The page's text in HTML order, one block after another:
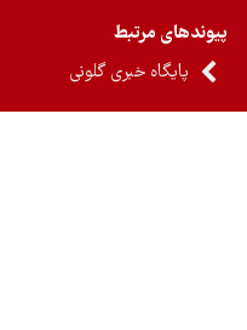
مرتبط
پایگاه خبری گلونی